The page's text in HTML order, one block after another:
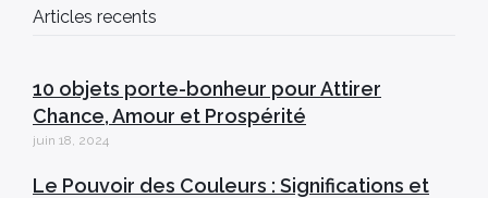
Articles recents
10 objets porte-bonheur pour Attirer
Chance, Amour et Prospérité
juin 18, 2024
Le Pouvoir des Couleurs : Significations et